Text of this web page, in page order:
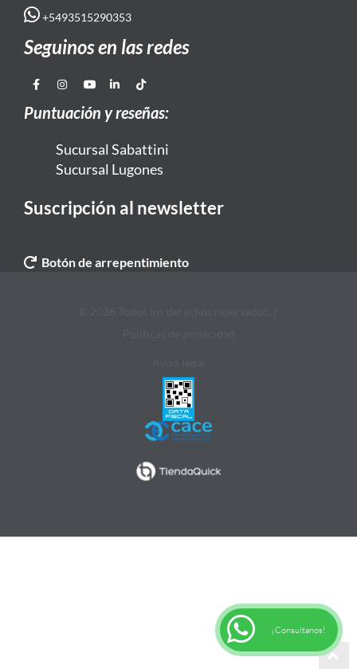
+5493515290353
Seguinos en las redes
Puntuación y reseñas:
Sucursal Sabattini
Sucursal Lugones
Suscripción al newsletter
Botón de arrepentimiento
¡Consultanos!